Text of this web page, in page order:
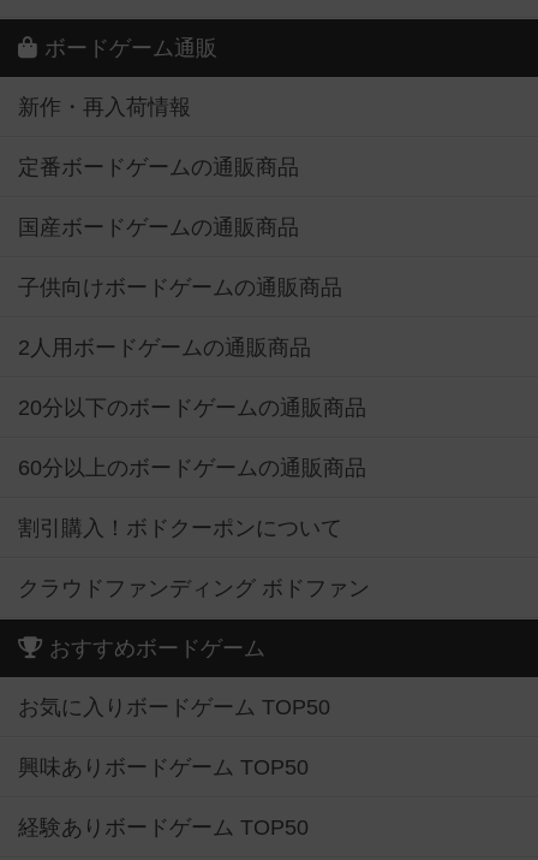
ボードゲーム通販
新作・再入荷情報
定番ボードゲームの通販商品
国産ボードゲームの通販商品
子供向けボードゲームの通販商品
2人用ボードゲームの通販商品
20分以下のボードゲームの通販商品
60分以上のボードゲームの通販商品
割引購入！ボドクーポンについて
クラウドファンディング ボドファン
おすすめボードゲーム
お気に入りボードゲーム TOP50
興味ありボードゲーム TOP50
経験ありボードゲーム TOP50